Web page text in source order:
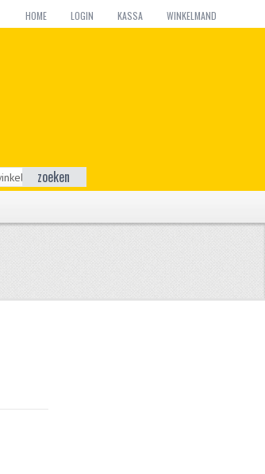
HOME LOGIN KASSA WINKELMAND
zoeken